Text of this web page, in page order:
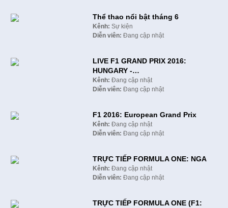
Thể thao nổi bật tháng 6
Kênh: Sự kiện
Diễn viên: Đang cập nhật
LIVE F1 GRAND PRIX 2016:
HUNGARY -…
Kênh: Đang cập nhật
Diễn viên: Đang cập nhật
F1 2016: European Grand Prix
Kênh: Đang cập nhật
Diễn viên: Đang cập nhật
TRỰC TIẾP FORMULA ONE: NGA
Kênh: Đang cập nhật
Diễn viên: Đang cập nhật
TRỰC TIẾP FORMULA ONE (F1: